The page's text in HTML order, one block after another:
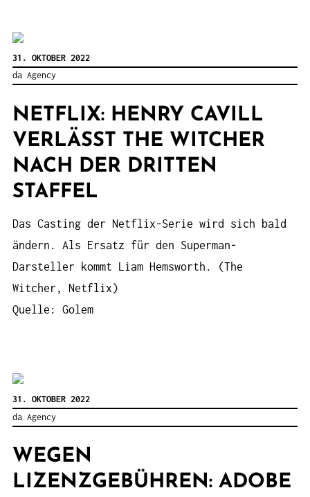
31. OKTOBER 2022
da Agency
NETFLIX: HENRY CAVILL
VERLÄSST THE WITCHER
NACH DER DRITTEN
STAFFEL
Das Casting der Netflix-Serie wird sich bald
ändern. Als Ersatz für den Superman-
Darsteller kommt Liam Hemsworth. (The
Witcher, Netflix)
Quelle: Golem
31. OKTOBER 2022
da Agency
WEGEN
LIZENZGEBÜHREN: ADOBE